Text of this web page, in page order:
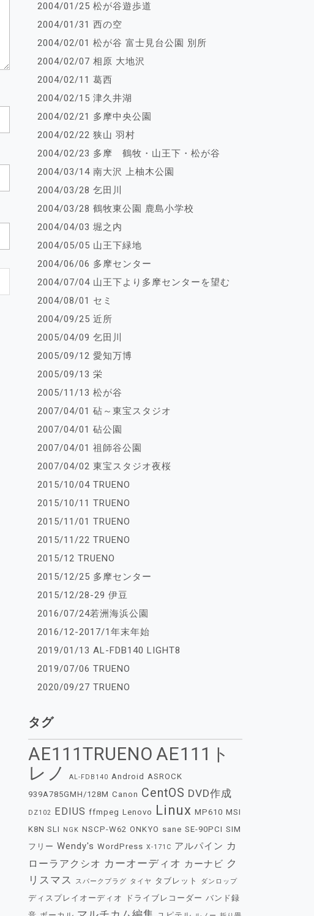
2004/01/25 松が谷遊歩道
2004/01/31 西の空
2004/02/01 松が谷 富士見台公園 別所
2004/02/07 相原 大地沢
2004/02/11 葛西
2004/02/15 津久井湖
2004/02/21 多摩中央公園
2004/02/22 狭山 羽村
2004/02/23 多摩 鶴牧・山王下・松が谷
2004/03/14 南大沢 上柚木公園
2004/03/28 乞田川
2004/03/28 鶴牧東公園 鹿島小学校
2004/04/03 堀之内
2004/05/05 山王下緑地
2004/06/06 多摩センター
2004/07/04 山王下より多摩センターを望む
2004/08/01 セミ
2004/09/25 近所
2005/04/09 乞田川
2005/09/12 愛知万博
2005/09/13 栄
2005/11/13 松が谷
2007/04/01 砧～東宝スタジオ
2007/04/01 砧公園
2007/04/01 祖師谷公園
2007/04/02 東宝スタジオ夜桜
2015/10/04 TRUENO
2015/10/11 TRUENO
2015/11/01 TRUENO
2015/11/22 TRUENO
2015/12 TRUENO
2015/12/25 多摩センター
2015/12/28-29 伊豆
2016/07/24若洲海浜公園
2016/12-2017/1年末年始
2019/01/13 AL-FDB140 LIGHT8
2019/07/06 TRUENO
2020/09/27 TRUENO
タグ
AE111TRUENO AE111ト
レノ
AL-FDB140 Android ASROCK
939A785GMH/128M Canon CentOS DVD作成
DZ102 EDIUS ffmpeg Lenovo Linux MP610 MSI
K8N SLI
NGK NSCP-W62 ONKYO sane SE-90PCI SIM
フリー Wendy's WordPress X-171C アルパイン カ
ローラアクシオ カーオーディオ カーナビ ク
リスマス
スパークプラグ タイヤ タブレット ダンロップ
ディスプレイオーディオ ドライブレコーダー バンド録